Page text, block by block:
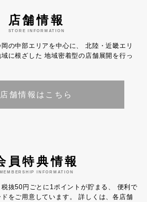
店舗情報
STORE INFORMATION
の中部エリアを中心に、
北陸・近畿エリ
に根ざした 地域密着型の店舗展開を行っ
店舗情報はこちら
員特典情報
MEMBERSHIP INFORMATION
抜50円ごとに1ポイントが貯まる、
便利で
をご用意しています。
詳しくは、各店舗